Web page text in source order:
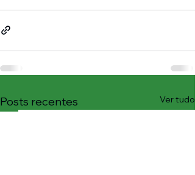
Posts recentes Ver tudo